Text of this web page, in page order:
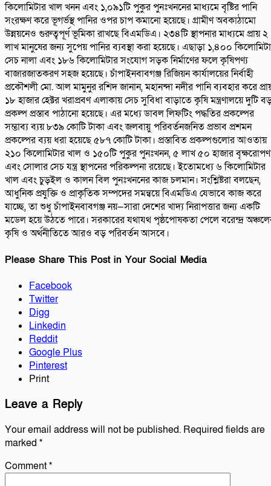
কিলোমিটার খাল খনন এবং ১,০৯১টি পুকুর পুনঃখননের মাধ্যমে বৃষ্টির পানি
সংরক্ষণ করে ভূগর্ভস্থ পানির ওপর চাপ কমানো হয়েছে। গ্রামীণ অবকাঠামো
উন্নয়নেও গুরুত্বপূর্ণ ভূমিকা রাখছে বিএমডিএ। ২৩৪টি স্থাপনার মাধ্যমে প্রায় ২
লাখ মানুষের জন্য সুপেয় পানির ব্যবস্থা করা হয়েছে। এছাড়া ১,৪০০
সেচ নালা এবং ১৮৬ কিলোমিটার সংযোগ সড়ক নির্মাণের ফলে কৃষিপণ্য
বাজারজাতকরণ সহজ হয়েছে। চাঁপাইনবাবগঞ্জ রিজিয়ন কার্যালয়ের নির্বাহী
প্রকৌশলী মো. আল মামুনুর রশিদ জানান, মহানন্দা নদীর পানি ব্যবহার করে
১৮ হাজার হেক্টর খরাপ্রবণ এলাকায় সেচ সুবিধা বাড়াতে কৃষি মন্ত্রণালয়ে দুটি
প্রকল্প প্রস্তাব পাঠানো হয়েছে। এর মধ্যে ডাবল লিফটিং পদ্ধতির প্রকল্পের
সম্ভাব্য ব্যয় ৮৩৯ কোটি টাকা এবং জলবায়ু পরিবর্তনজনিত প্রভাব প্রশমন
প্রকল্পের ব্যয় ধরা হয়েছে ৫৮৭ কোটি টাকা। প্রস্তাবিত প্রকল্পগুলোর আওতায়
২১০ কিলোমিটার খাল ও ১৫০টি পুকুর পুনঃখনন, ৫ লাখ ৫০ হাজার বৃক্ষরোপণ
এবং সোলার সেচ যন্ত্র স্থাপনের পরিকল্পনা রয়েছে। ইতোমধ্যে ৬ কিলোমিটার
খাল এবং চুড়ইল ও কালন বিল পুনঃখননের কাজ চলমান। সংশ্লিষ্টরা বলছেন,
আধুনিক প্রযুক্তি ও প্রাকৃতিক সম্পদের সমন্বয়ে বিএমডিএ যেভাবে কাজ করে
যাচ্ছে, তা শুধু চাঁপাইনবাবগঞ্জ নয়—সারা দেশের খাদ্য নিরাপত্তার জন্য একটি
মডেল হয়ে উঠতে পারে। সরকারের যথাযথ পৃষ্ঠপোষকতা পেলে বরেন্দ্র
কৃষি ও অর্থনীতিতে আরও বড় পরিবর্তন আসবে।
Please Share This Post in Your Social Media
Facebook
Twitter
Digg
Linkedin
Reddit
Google Plus
Pinterest
Print
Leave a Reply
Your email address will not be published. Required fields are
marked *
Comment*